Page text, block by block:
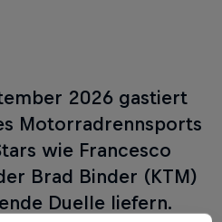
2026 gastiert
Motorradrennsports
wie Francesco
Brad Binder (KTM)
Duelle liefern.